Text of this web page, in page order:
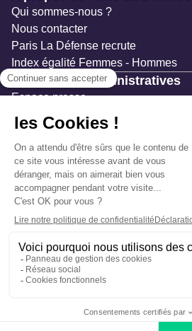
Qui sommes-nous ?
Nous contacter
Paris La Défense recrute
Index égalité Femmes - Hommes
Ressources administratives
Espace presse
Documentation
Marchés publics
Appels à projets & avis d'attribution
Mesures de publicité
Concertations et enquêtes publiques
Précautions et sécurité
Plan de gestion des risques
Mentions légales
Données personnelles
Gestion des cookies